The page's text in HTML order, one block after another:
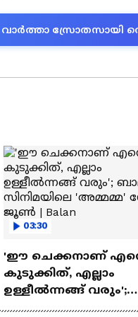
വാർത്താ
03:30
'ഈ ചെക്കനാണ്
കുടുക്കിത്, എല്ലാം
ഉള്ളീൽന്നങ്ങ് വരും';
ബാലൻ സിനിമയിലെ